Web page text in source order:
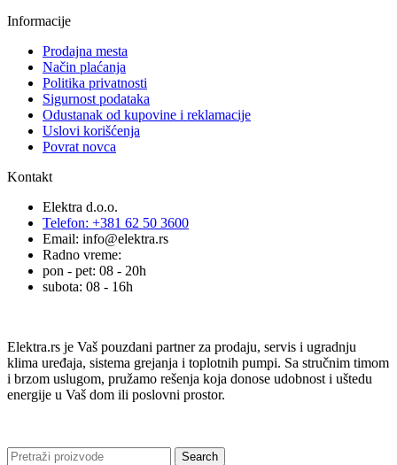
Informacije
Prodajna mesta
Način plaćanja
Politika privatnosti
Sigurnost podataka
Odustanak od kupovine i reklamacije
Uslovi korišćenja
Povrat novca
Kontakt
Elektra d.o.o.
Telefon: +381 62 50 3600
Email: info@elektra.rs
Radno vreme:
pon - pet: 08 - 20h
subota: 08 - 16h
Elektra.rs je Vaš pouzdani partner za prodaju, servis i ugradnju
klima uređaja, sistema grejanja i toplotnih pumpi. Sa stručnim timom
i brzom uslugom, pružamo rešenja koja donose udobnost i uštedu
energije u Vaš dom ili poslovni prostor.
Search